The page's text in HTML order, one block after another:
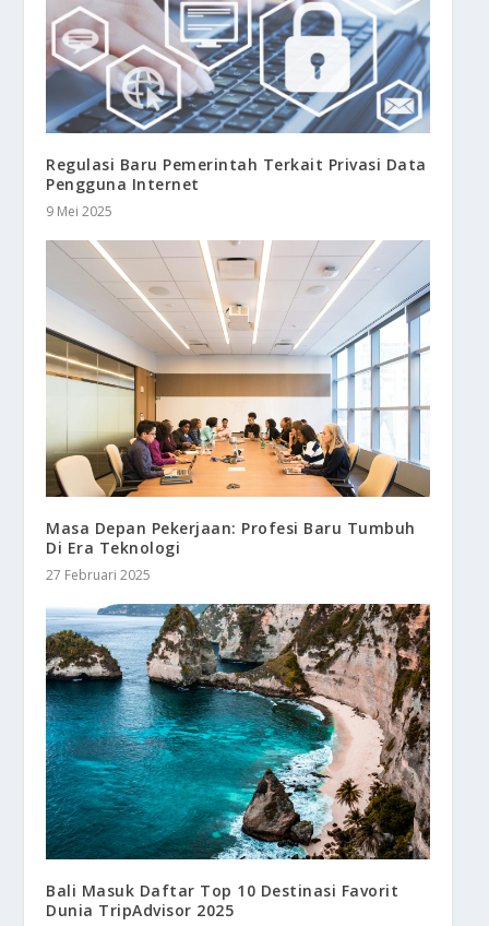
Regulasi Baru Pemerintah Terkait Privasi Data
Pengguna Internet
9 Mei 2025
Masa Depan Pekerjaan: Profesi Baru Tumbuh
Di Era Teknologi
27 Februari 2025
Bali Masuk Daftar Top 10 Destinasi Favorit
Dunia TripAdvisor 2025